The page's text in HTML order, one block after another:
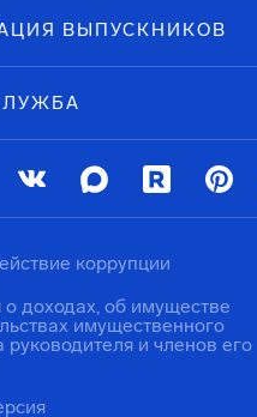
ВЫПУСКНИКОВ
коррупции
доходах, об имуществе
имущественного
руководителя и членов его